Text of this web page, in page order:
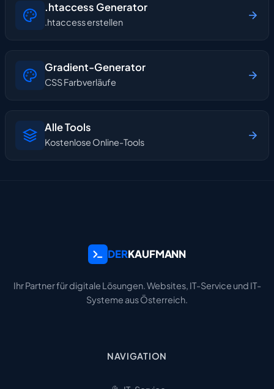
.htaccess Generator
.htaccess erstellen
Gradient-Generator
CSS Farbverläufe
Alle Tools
Kostenlose Online-Tools
DERKAUFMANN
Ihr Partner für digitale Lösungen. Websites, IT-Service und IT-
Systeme aus Österreich.
NAVIGATION